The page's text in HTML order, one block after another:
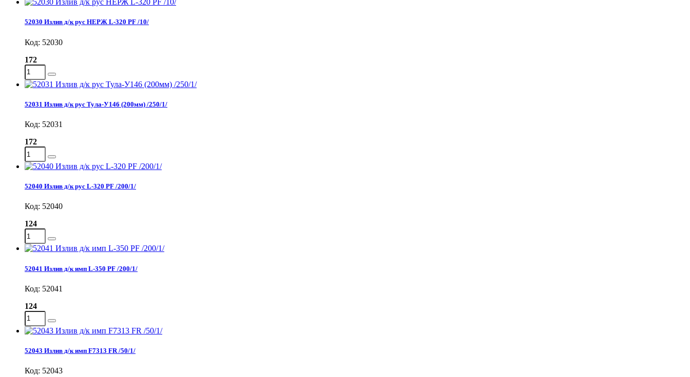
52030 Излив д/к рус НЕРЖ L-320 PF /10/
Код: 52030
172
52031 Излив д/к рус Тула-У146 (200мм) /250/1/
Код: 52031
172
52040 Излив д/к рус L-320 PF /200/1/
Код: 52040
124
52041 Излив д/к имп L-350 PF /200/1/
Код: 52041
124
52043 Излив д/к имп F7313 FR /50/1/
Код: 52043